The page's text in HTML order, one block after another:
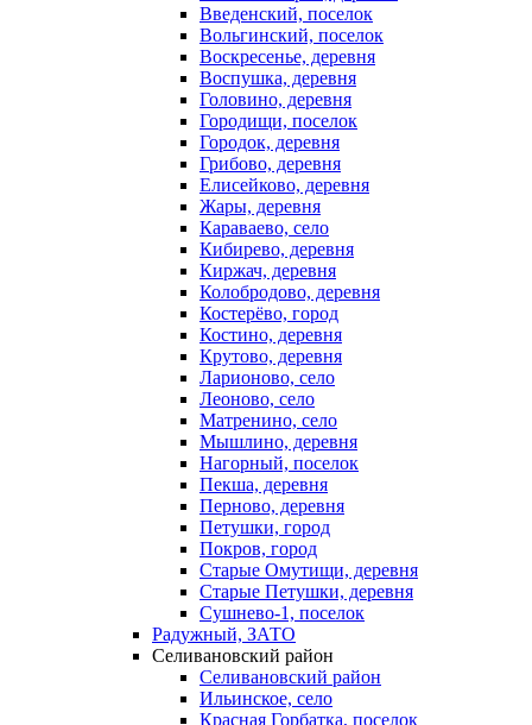
Введенский, поселок
Вольгинский, поселок
Воскресенье, деревня
Воспушка, деревня
Головино, деревня
Городищи, поселок
Городок, деревня
Грибово, деревня
Елисейково, деревня
Жары, деревня
Караваево, село
Кибирево, деревня
Киржач, деревня
Колобродово, деревня
Костерёво, город
Костино, деревня
Крутово, деревня
Ларионово, село
Леоново, село
Матренино, село
Мышлино, деревня
Нагорный, поселок
Пекша, деревня
Перново, деревня
Петушки, город
Покров, город
Старые Омутищи, деревня
Старые Петушки, деревня
Сушнево-1, поселок
Радужный, ЗАТО
Селивановский район
Селивановский район
Ильинское, село
Красная Горбатка, поселок